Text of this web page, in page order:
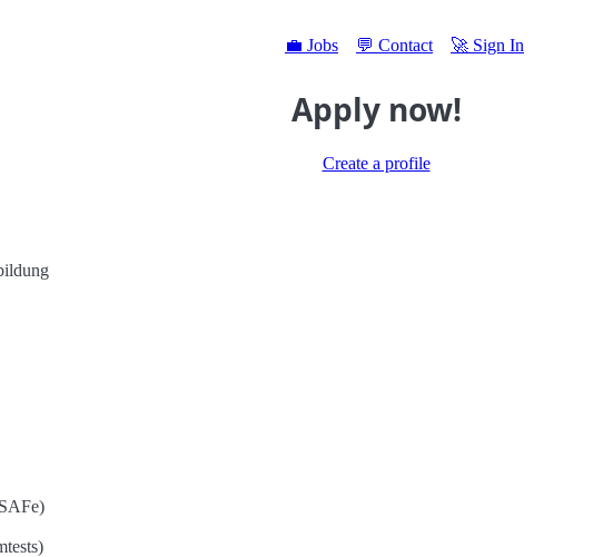
💼 Jobs 💬 Contact 🚀 Sign In
Apply now!
Create a profile